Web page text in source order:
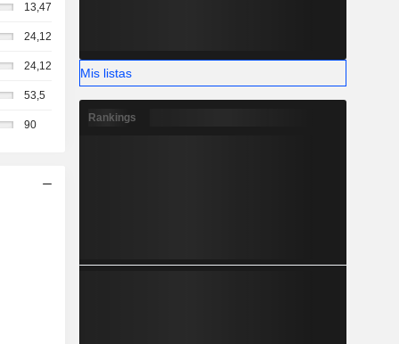
13,47
24,12
24,12
53,5
90
Mis listas
Rankings